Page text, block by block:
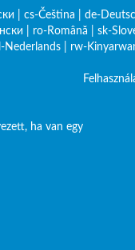
cs-Čeština de-
ro-Română sk-
Nederlands rw-
ha van egy